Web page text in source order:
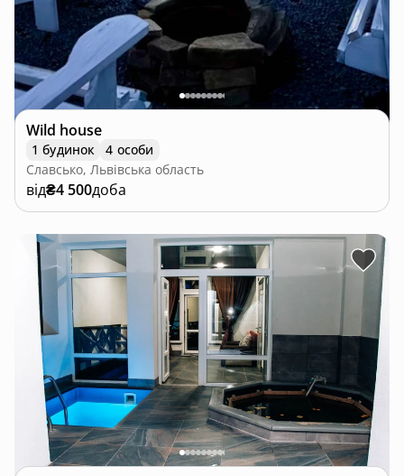
Wild house
1 будинок
4 особи
Славсько, Львівська область
від₴4 500доба